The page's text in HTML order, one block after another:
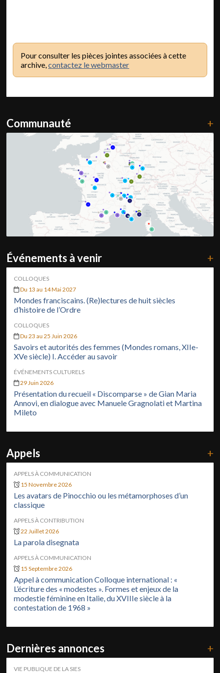
Pour consulter les pièces jointes associées à cette
archive,contactez le webmaster
Communauté +
Événements à venir +
COLLOQUES
Du 13 au 14 Mai 2027
Mondes franciscains. (Re)lectures de huit siècles
d’histoire de l’Ordre
COLLOQUES
Du 23 au 25 Juin 2026
Savoirs et autorités des femmes (Mondes romans, XIIe-
XVe siècle) I. Accéder au savoir
ÉVÉNEMENTS CULTURELS
29 Juin 2026
Présentation du recueil « Discomparse » de Gian Maria
Annovi, en dialogue avec Manuele Gragnolati et Martina
Mileto
Appels +
APPELS À COMMUNICATION
15 Novembre 2026
Les avatars de Pinocchio ou les métamorphoses d’un
classique
APPELS À CONTRIBUTION
22 Juillet 2026
La parola disegnata
APPELS À COMMUNICATION
15 Septembre 2026
Appel à communication Colloque international : «
L’écriture des « modestes ». Formes et enjeux de la
modestie féminine en Italie, du XVIIIe siècle à la
contestation de 1968 »
Dernières annonces +
VIE PUBLIQUE DE LA SIES